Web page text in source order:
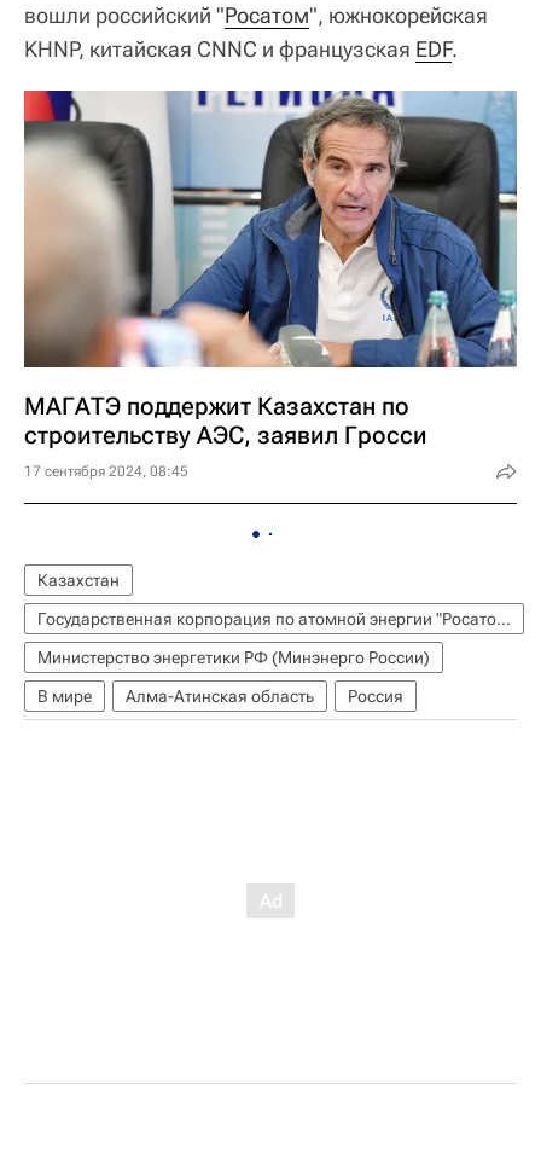
вошли российский "Росатом", южнокорейская
KHNP, китайская CNNC и французская EDF.
МАГАТЭ поддержит Казахстан по
строительству АЭС, заявил Гросси
17 сентября 2024, 08:45
Казахстан
Государственная корпорация по атомной энергии "Росатом"
Министерство энергетики РФ (Минэнерго России)
В мире
Алма-Атинская область Россия